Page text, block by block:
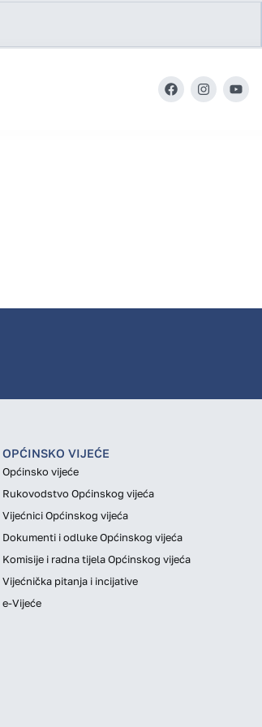
OPĆINSKO VIJEĆE
Općinsko vijeće
Rukovodstvo Općinskog vijeća
Vijećnici Općinskog vijeća
Dokumenti i odluke Općinskog vijeća
Komisije i radna tijela Općinskog vijeća
Vijećnička pitanja i incijative
e-Vijeće